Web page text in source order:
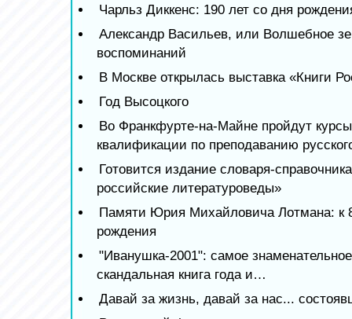
Чарльз Диккенс: 190 лет со дня
Александр Васильев, или Волшебное
воспоминаний
В Москве открылась выставка «Книги
Год Высоцкого
Во Франкфурте-на-Майне пройдут
квалификации по преподаванию
Готовится издание словаря-
российские литературоведы»
Памяти Юрия Михайловича Лотмана: к
рождения
"Иванушка-2001": самое
скандальная книга года и…
Давай за жизнь, давай за нас...